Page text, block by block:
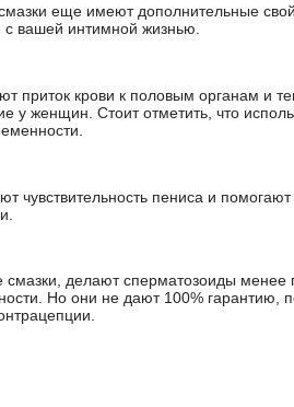
еще имеют дополнительные
вашей интимной жизнью.
приток крови к половым органам и
у женщин. Стоит отметить, что
чувствительность пениса и
делают сперматозоиды
Но они не дают 100% гарантию,